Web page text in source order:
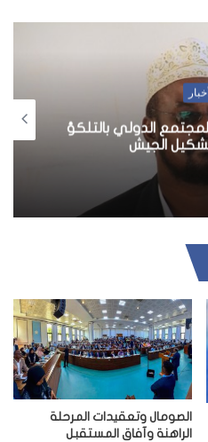
أخبار
الدولي بالتلكؤ
الجيش
الصومال وتعقيدات المرحلة
الراهنة وآفاق المستقبل